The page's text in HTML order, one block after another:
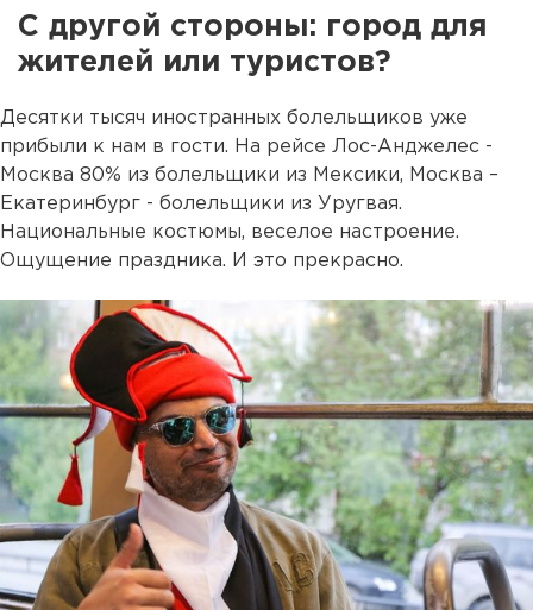
С другой стороны: город для
жителей или туристов?
Десятки тысяч иностранных болельщиков уже
прибыли к нам в гости. На рейсе Лос-Анджелес -
Москва 80% из болельщики из Мексики, Москва –
Екатеринбург - болельщики из Уругвая.
Национальные костюмы, веселое настроение.
Ощущение праздника. И это прекрасно.